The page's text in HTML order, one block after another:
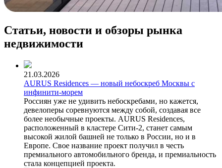
Статьи, новости и обзоры рынка
недвижимости
21.03.2026
AURUS Residences — новый небоскреб Москвы с
инфинити-морем
Россиян уже не удивить небоскребами, но кажется,
девелоперы соревнуются между собой, создавая все
более необычные проекты. AURUS Residences,
расположенный в кластере Сити-2, станет самым
высокой жилой башней не только в России, но и в
Европе. Свое название проект получил в честь
премиального автомобильного бренда, и премиальность
стала концепцией проекта.